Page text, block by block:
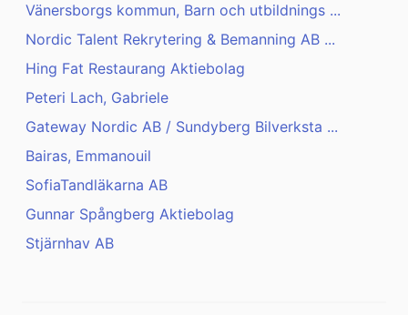
Vänersborgs kommun, Barn och utbildnings ...
Nordic Talent Rekrytering & Bemanning AB ...
Hing Fat Restaurang Aktiebolag
Peteri Lach, Gabriele
Gateway Nordic AB / Sundyberg Bilverksta ...
Bairas, Emmanouil
SofiaTandläkarna AB
Gunnar Spångberg Aktiebolag
Stjärnhav AB